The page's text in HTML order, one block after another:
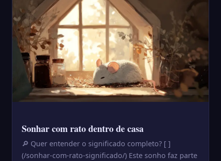
Sonhar com rato dentro de casa
🔎 Quer entender o significado completo? [ ]
(/sonhar-com-rato-significado/) Este sonho faz parte